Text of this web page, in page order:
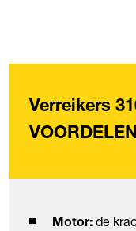
Verreikers
Motor: de